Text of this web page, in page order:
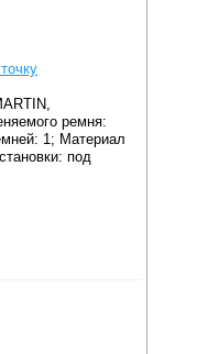
ремня:
1; Материал
под